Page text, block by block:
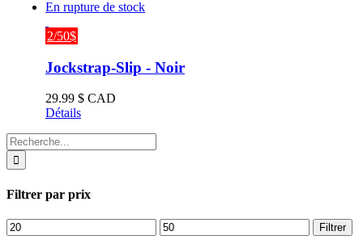
En rupture de stock
2/50$
Jockstrap-Slip - Noir
29.99 $ CAD
Détails
Recherche
de
:
Filtrer par prix
Prix
min
Prix
max
Filtrer